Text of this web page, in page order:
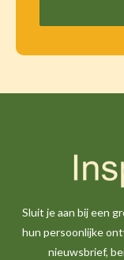
Sluit je aan bij een
hun persoonlijke
nieuwsbrief,